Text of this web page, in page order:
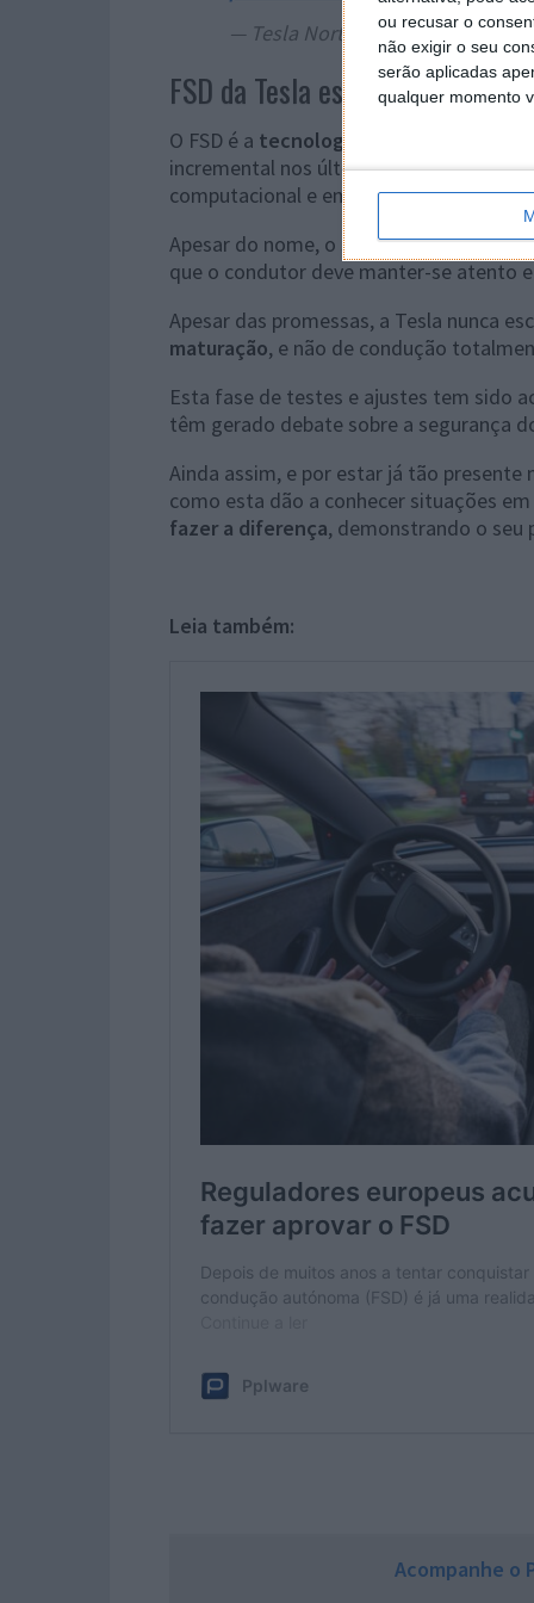
ou recusar o
não exigir o seu
serão aplicadas
qualquer momento
— Tesla North America
FSD da Tesla está em fase de
O FSD é a tecnologia de condução
incremental nos últimos anos, com a
computacional e em milhões de
Apesar do nome, o sistema continua
que o condutor deve manter-se atento
Apesar das promessas, a Tesla nunca
maturação, e não de condução
Esta fase de testes e ajustes tem sido
têm gerado debate sobre a segurança
Ainda assim, e por estar já tão
como esta dão a conhecer situações
fazer a diferença, demonstrando o seu
Leia também:
Acompanhe o